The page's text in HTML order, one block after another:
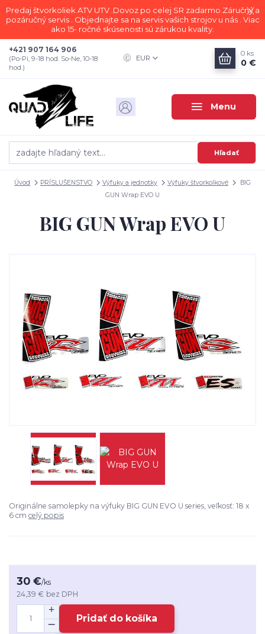
Predaj štvorkoliek ATV UTV .Dovoz po celej SR zadarmo.Záručný a
pozáručný servis . Objednajte sa na servis vašich strojov u nás . Viac
ako 15- ročné skúsenosti sú zárukou kvality.
Menu
EUR
Hľadať
+421 907 164 906
(Po-Pi, 9-18 hod. So-Ne, 10-18
hod.)
0 ks
0 €
Úvod PRÍSLUŠENSTVO Výfuky a jednotky Výfuky štvorkolkové
BIG
GUN Wrap EVO U
BIG GUN Wrap EVO U
Originálne samolepky na výfuky BIG GUN EVO U series, veľkosť: 18 x
6 cm celý popis
30 €/ks
24,39 € bez DPH
Pridať do košíka